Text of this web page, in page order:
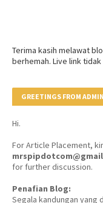
Terima kasih melawat
berhemah. Live link
GREETINGS FROM ADMIN
Hi.
For Article Placement,
for further discussion.
Penafian Blog:
Segala kandungan yang